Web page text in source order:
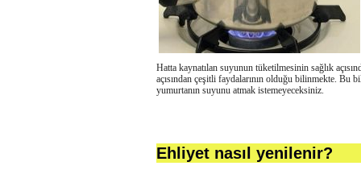
Hatta kaynatılan suyunun tüketilmesinin sağlık
açısından çeşitli faydalarının olduğu bilinmekte. Bu
yumurtanın suyunu atmak istemeyeceksiniz.
Ehliyet nasıl yenilenir?